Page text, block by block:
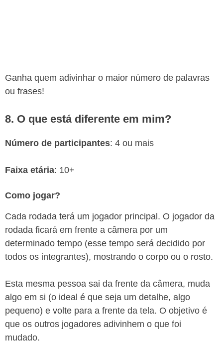
Ganha quem adivinhar o maior número de palavras
ou frases!
8. O que está diferente em mim?
Número de participantes: 4 ou mais
Faixa etária: 10+
Como jogar?
Cada rodada terá um jogador principal. O jogador da
rodada ficará em frente a câmera por um
determinado tempo (esse tempo será decidido por
todos os integrantes), mostrando o corpo ou o rosto.
Esta mesma pessoa sai da frente da câmera, muda
algo em si (o ideal é que seja um detalhe, algo
pequeno) e volte para a frente da tela. O objetivo é
que os outros jogadores adivinhem o que foi
mudado.